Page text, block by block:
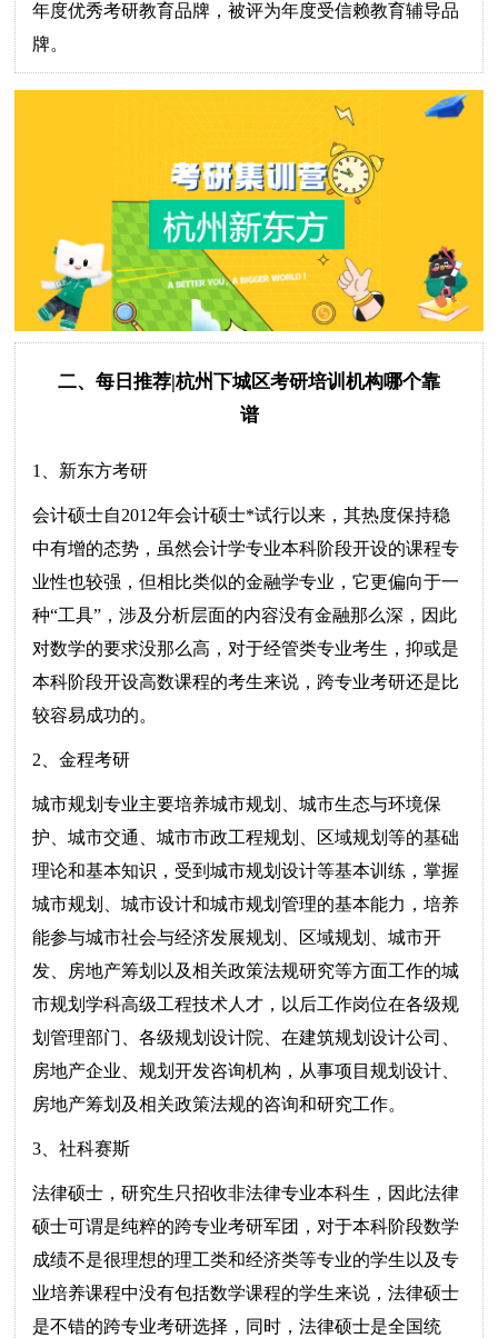
年度优秀考研教育品牌，被评为年度受信赖教育辅导品
牌。
二、每日推荐|杭州下城区考研培训机构哪个靠
谱
1、新东方考研
会计硕士自2012年会计硕士*试行以来，其热度保持稳
中有增的态势，虽然会计学专业本科阶段开设的课程专
业性也较强，但相比类似的金融学专业，它更偏向于一
种“工具”，涉及分析层面的内容没有金融那么深，因此
对数学的要求没那么高，对于经管类专业考生，抑或是
本科阶段开设高数课程的考生来说，跨专业考研还是比
较容易成功的。
2、金程考研
城市规划专业主要培养城市规划、城市生态与环境保
护、城市交通、城市市政工程规划、区域规划等的基础
理论和基本知识，受到城市规划设计等基本训练，掌握
城市规划、城市设计和城市规划管理的基本能力，培养
能参与城市社会与经济发展规划、区域规划、城市开
发、房地产筹划以及相关政策法规研究等方面工作的城
市规划学科高级工程技术人才，以后工作岗位在各级规
划管理部门、各级规划设计院、在建筑规划设计公司、
房地产企业、规划开发咨询机构，从事项目规划设计、
房地产筹划及相关政策法规的咨询和研究工作。
3、社科赛斯
法律硕士，研究生只招收非法律专业本科生，因此法律
硕士可谓是纯粹的跨专业考研军团，对于本科阶段数学
成绩不是很理想的理工类和经济类等专业的学生以及专
业培养课程中没有包括数学课程的学生来说，法律硕士
是不错的跨专业考研选择，同时，法律硕士是全国统